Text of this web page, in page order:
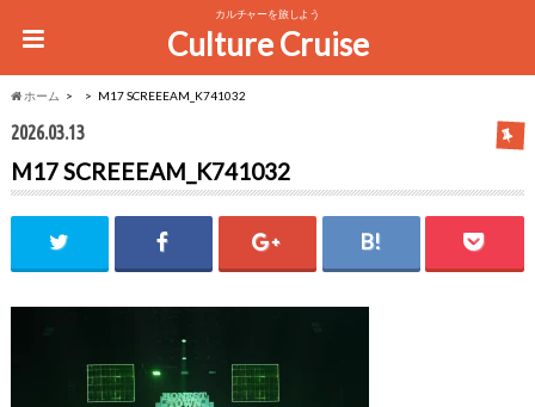
カルチャーを旅しよう
Culture Cruise
ホーム M17 SCREEEAM_K741032
2026.03.13
M17 SCREEEAM_K741032